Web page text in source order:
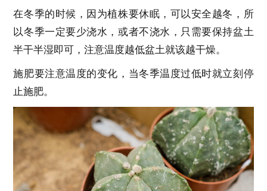
在冬季的时候，因为植株要休眠，可以安全越冬，所
以冬季一定要少浇水，或者不浇水，只需要保持盆土
半干半湿即可，注意温度越低盆土就该越干燥。
施肥要注意温度的变化，当冬季温度过低时就立刻停
止施肥。